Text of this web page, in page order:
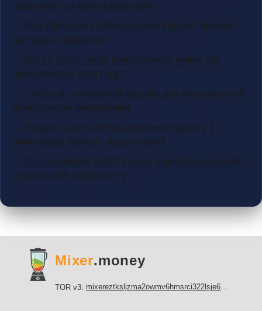
приватность в криптоэкосистеме
→ Blixt Wallet: как Lightning Network делает биткоин
быстрее и приватнее
→ Firo vs Zcash: какая криптовалюта лучше для
приватности в 2024 году?
→ ColdCard: аппаратный кошелек для максимальной
безопасности криптовалют
→ Tornado Cash cDAI: как анонимно хранить и
обменивать токены с процентами?
→ Как обналичить USDT в песо: безопасные способы
и советы для приватности
Mixer.money
TOR v3: mixereztksljzma2owmv6hmsrci322lsje6m3svicoddk3xbgvhd2fid.onion